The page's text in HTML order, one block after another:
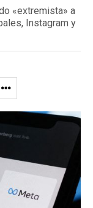
«extremista» a
Instagram y